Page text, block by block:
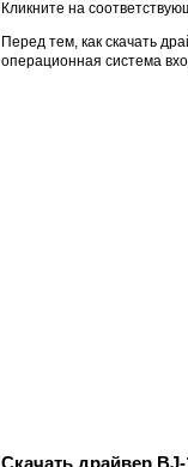
Кликните на
Перед тем, как скачать
операционная система